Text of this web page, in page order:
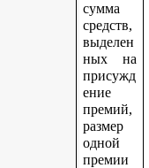
сумма
средств,
выделен
ных на
присужд
ение
премий,
размер
одной
премии